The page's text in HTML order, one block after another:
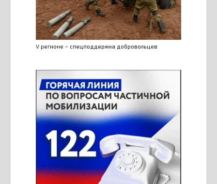
V регионе – спецподдержка добровольцев